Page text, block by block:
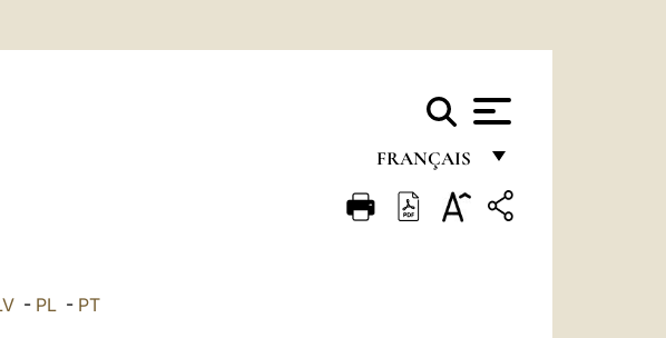
FRANÇAIS
FRANÇAIS
- PL- PT